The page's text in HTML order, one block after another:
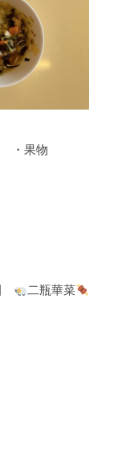
・果物
二瓶華菜